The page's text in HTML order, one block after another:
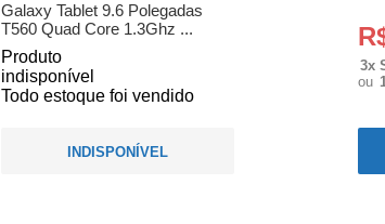
Galaxy Tablet 9.6 Polegadas
T560 Quad Core 1.3Ghz ...
Produto
indisponível
Todo estoque foi vendido
INDISPONÍVEL
3x
ou